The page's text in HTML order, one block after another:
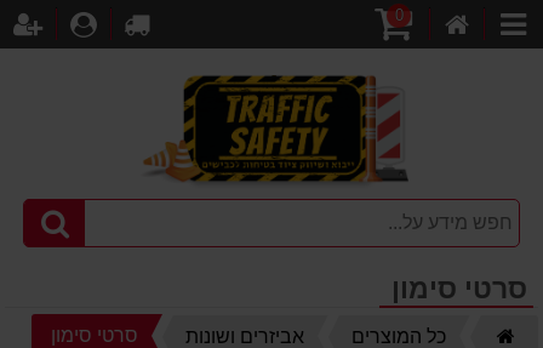
קטגוריות
קניות
0
לקופה
סרטי סימון
כל המוצרים אביזרים ושונות סרטי סימון